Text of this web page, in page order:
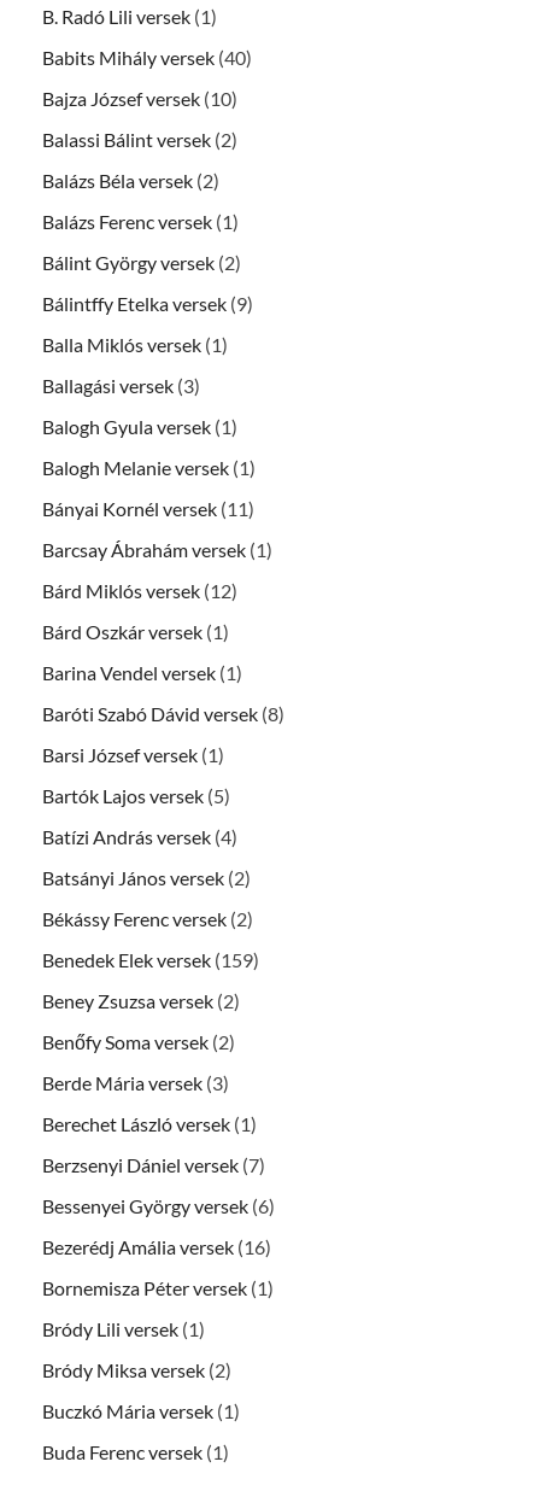
B. Radó Lili versek (1)
Babits Mihály versek (40)
Bajza József versek (10)
Balassi Bálint versek (2)
Balázs Béla versek (2)
Balázs Ferenc versek (1)
Bálint György versek (2)
Bálintffy Etelka versek (9)
Balla Miklós versek (1)
Ballagási versek (3)
Balogh Gyula versek (1)
Balogh Melanie versek (1)
Bányai Kornél versek (11)
Barcsay Ábrahám versek (1)
Bárd Miklós versek (12)
Bárd Oszkár versek (1)
Barina Vendel versek (1)
Baróti Szabó Dávid versek (8)
Barsi József versek (1)
Bartók Lajos versek (5)
Batízi András versek (4)
Batsányi János versek (2)
Békássy Ferenc versek (2)
Benedek Elek versek (159)
Beney Zsuzsa versek (2)
Benőfy Soma versek (2)
Berde Mária versek (3)
Berechet László versek (1)
Berzsenyi Dániel versek (7)
Bessenyei György versek (6)
Bezerédj Amália versek (16)
Bornemisza Péter versek (1)
Bródy Lili versek (1)
Bródy Miksa versek (2)
Buczkó Mária versek (1)
Buda Ferenc versek (1)